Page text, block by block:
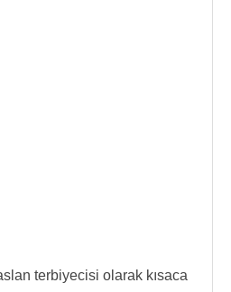
terbiyecisi olarak kısaca